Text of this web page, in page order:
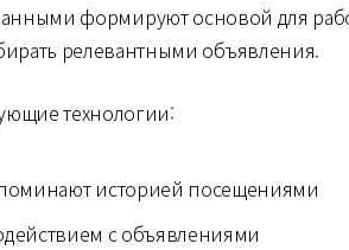
формируют основой для
релевантными объявления.
технологии:
историей посещениями
с объявлениями